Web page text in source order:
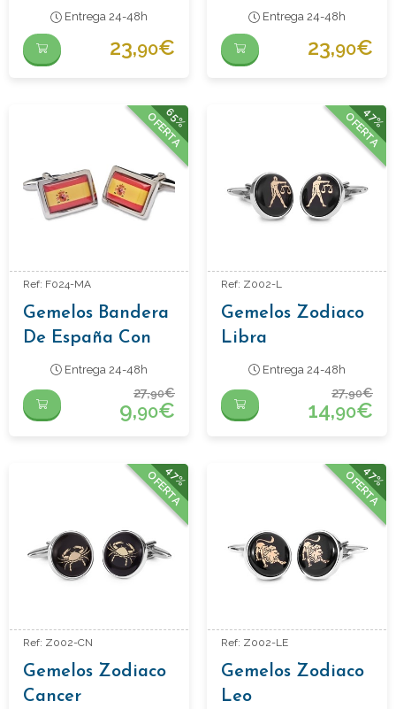
Entrega 24-48h
23,90€
Piedra Onyx
Entrega 24-48h
23,90€
65%
OFERTA
Ref: F024-MA
Gemelos Bandera
De España Con
MarcoEntrega 24-48h
27,90€
9,90€
47%
OFERTA
Ref: Z002-L
Gemelos Zodiaco
Libra
Entrega 24-48h
27,90€
14,90€
47%
OFERTA
Ref: Z002-CN
Gemelos Zodiaco
Cancer
47%
OFERTA
Ref: Z002-LE
Gemelos Zodiaco
Leo